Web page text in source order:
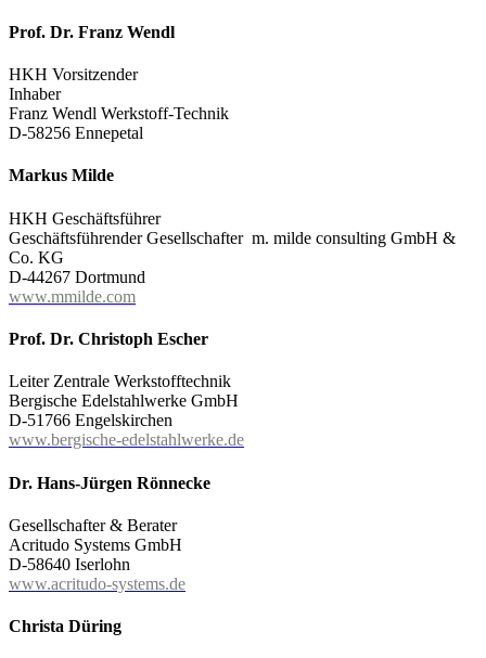
Prof. Dr. Franz Wendl
HKH Vorsitzender
Inhaber
Franz Wendl Werkstoff-Technik
D-58256 Ennepetal
Markus Milde
HKH Geschäftsführer
Geschäftsführender Gesellschafter m. milde consulting GmbH &
Co. KG
D-44267 Dortmund
www.mmilde.com
Prof. Dr. Christoph Escher
Leiter Zentrale Werkstofftechnik
Bergische Edelstahlwerke GmbH
D-51766 Engelskirchen
www.bergische-edelstahlwerke.de
Dr. Hans-Jürgen Rönnecke
Gesellschafter & Berater
Acritudo Systems GmbH
D-58640 Iserlohn
www.acritudo-systems.de
Christa Düring